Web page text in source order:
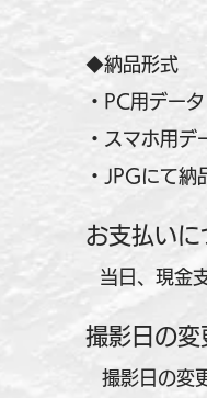
◆納品形式
・PC用デー
・スマホ用デ
・JPGにて納
お支払いに
当日、現金
撮影日の変
撮影日の変